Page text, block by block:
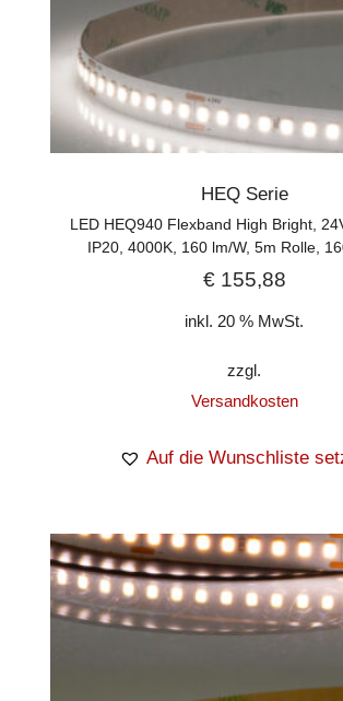
HEQ Serie
LED HEQ940 Flexband High Bright,
IP20, 4000K, 160 lm/W, 5m Rolle,
€155,88
inkl. 20 % MwSt.
zzgl.
Versandkosten
Auf die Wunschliste